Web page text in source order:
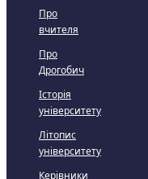
Про
вчителя
Про
Дрогобич
Історія
університету
Літопис
університету
Керівники